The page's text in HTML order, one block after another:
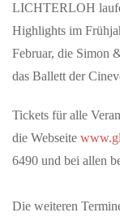
LICHTERLOH
Highlights im
Februar, die Simon
das Ballett der
Tickets für alle
die Webseite
6490 und bei allen
Die weiteren